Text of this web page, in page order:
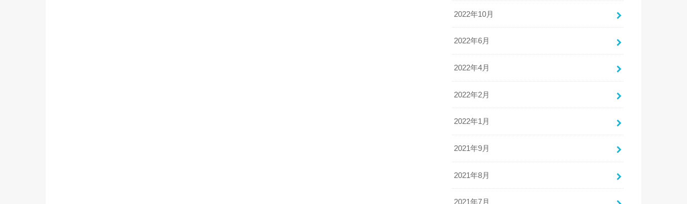
2022年10月
2022年6月
2022年4月
2022年2月
2022年1月
2021年9月
2021年8月
2021年7月